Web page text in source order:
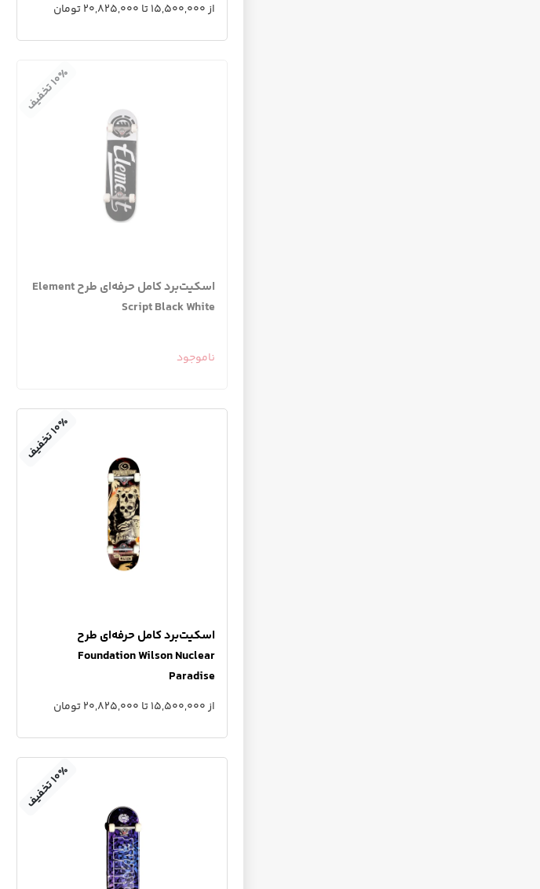
از 15,500,000 تا 20,825,000 تومان
اسکیت‌برد کامل حرفه‌ای طرح Element
Script Black White
ناموجود
۱
۰
٪
ت
خ
ف
ی
ف
اسکیت‌برد کامل حرفه‌ای طرح
Foundation Wilson Nuclear
Paradise
از 15,500,000 تا 20,825,000 تومان
۱
۰
٪
ت
خ
ف
ی
ف
۱
۰
٪
ت
خ
ف
ی
ف